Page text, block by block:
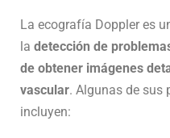
La ecografía Doppler es
la detección de
de obtener imágenes
vascular. Algunas de sus
incluyen: